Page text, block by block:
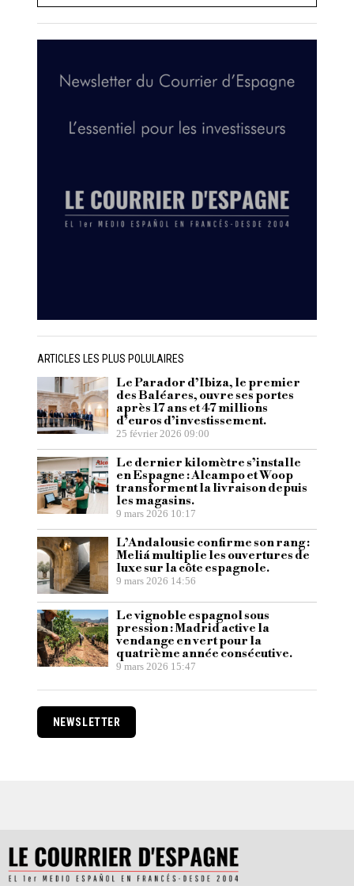
ARTICLES LES PLUS POLULAIRES
Le Parador d’Ibiza, le premier
des Baléares, ouvre ses portes
après 17 ans et 47 millions
d’euros d’investissement.
25 février 2026 09:00
Le dernier kilomètre s’installe
en Espagne : Alcampo et Woop
transforment la livraison depuis
les magasins.
9 mars 2026 10:17
L’Andalousie confirme son rang :
Meliá multiplie les ouvertures de
luxe sur la côte espagnole.
9 mars 2026 14:56
Le vignoble espagnol sous
pression : Madrid active la
vendange en vert pour la
quatrième année consécutive.
9 mars 2026 15:47
NEWSLETTER